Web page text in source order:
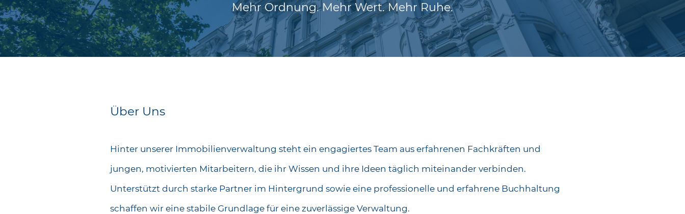
Mehr Ordnung. Mehr Wert. Mehr Ruhe.
Über Uns
Hinter unserer Immobilienverwaltung steht ein engagiertes Team aus erfahrenen Fachkräften und
jungen, motivierten Mitarbeitern, die ihr Wissen und ihre Ideen täglich miteinander verbinden.
Unterstützt durch starke Partner im Hintergrund sowie eine professionelle und erfahrene Buchhaltung
schaffen wir eine stabile Grundlage für eine zuverlässige Verwaltung.